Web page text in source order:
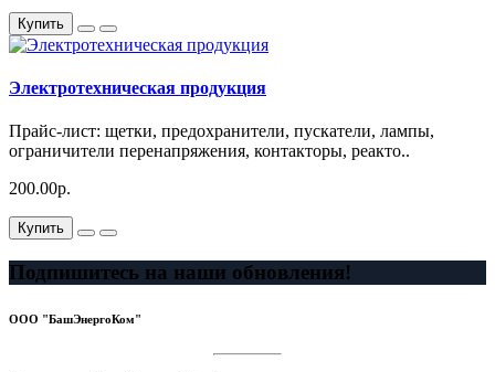
Купить
Электротехническая продукция
Прайс-лист: щетки, предохранители, пускатели, лампы,
ограничители перенапряжения, контакторы, реакто..
200.00р.
Купить
Подпишитесь на наши обновления!
ООО "БашЭнергоКом"